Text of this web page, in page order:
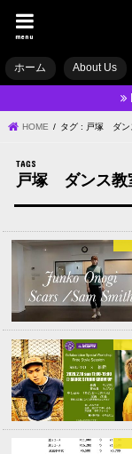
menu
ホーム About Us
HOME タグ : 戸塚 ダン
戸塚 ダンス教